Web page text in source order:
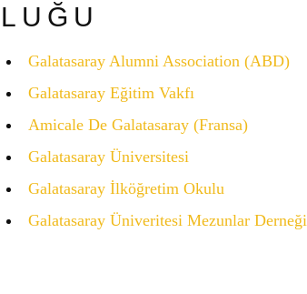
Galatasaray Alumni Association (ABD)
Galatasaray Eğitim Vakfı
Amicale De Galatasaray (Fransa)
Galatasaray Üniversitesi
Galatasaray İlköğretim Okulu
Galatasaray Üniveritesi Mezunlar Derneği